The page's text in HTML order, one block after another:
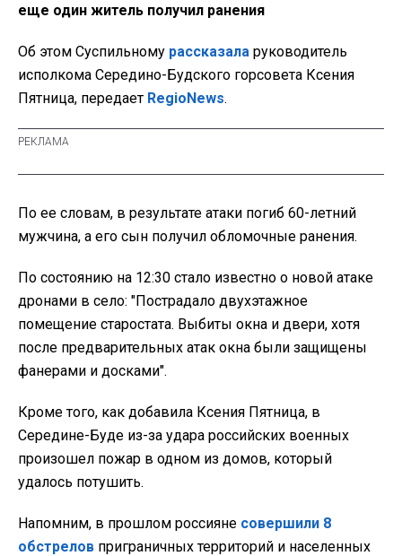
еще один житель получил ранения
Об этом Суспильному рассказала руководитель
исполкома Середино-Будского горсовета Ксения
Пятница, передает RegioNews.
По ее словам, в результате атаки погиб 60-летний
мужчина, а его сын получил обломочные ранения.
По состоянию на 12:30 стало известно о новой атаке
дронами в село: "Пострадало двухэтажное
помещение старостата. Выбиты окна и двери, хотя
после предварительных атак окна были защищены
фанерами и досками".
Кроме того, как добавила Ксения Пятница, в
Середине-Буде из-за удара российских военных
произошел пожар в одном из домов, который
удалось потушить.
Напомним, в прошлом россияне совершили 8
обстрелов приграничных территорий и населенных